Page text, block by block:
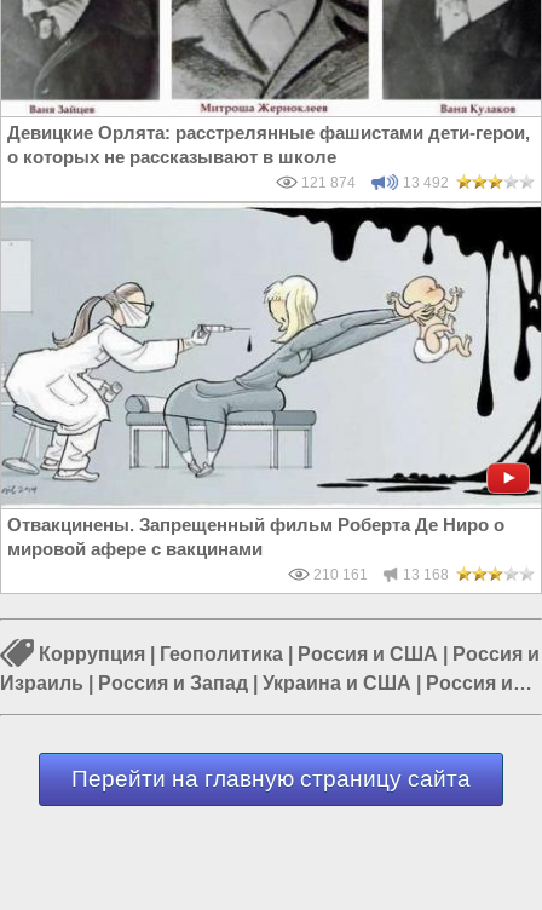
Девицкие Орлята: расстрелянные фашистами дети-герои,
о которых не рассказывают в школе
121 874 13 492
Отвакцинены. Запрещенный фильм Роберта Де Ниро о
мировой афере с вакцинами
210 161 13 168
Коррупция Геополитика Россия и США
Россия и
Израиль
Россия и Запад Украина и США
Россия и
Евразия
Перейти на главную страницу сайта